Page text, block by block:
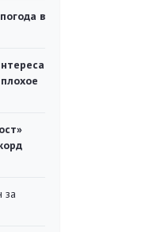
в
за